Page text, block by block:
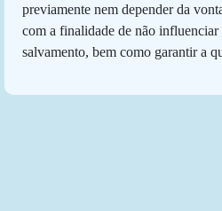
previamente nem depender da
com a finalidade de não influenciar
salvamento, bem como garantir a